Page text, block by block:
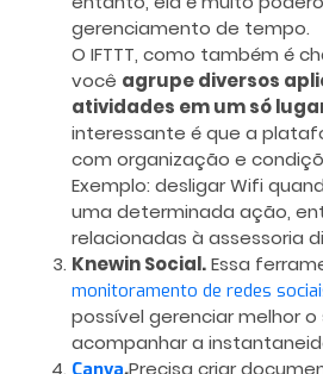
gerenciamento de tempo.
O IFTTT, como também é
você agrupe diversos
atividades em um só
interessante é que a
com organização e
Exemplo: desligar Wifi
uma determinada ação,
relacionadas à assessoria
Knewin Social.Essa
monitoramento de redes
possível gerenciar melhor
acompanhar a